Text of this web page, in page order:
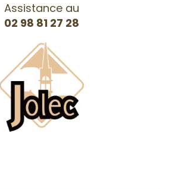
Assistance au
02 98 81 27 28